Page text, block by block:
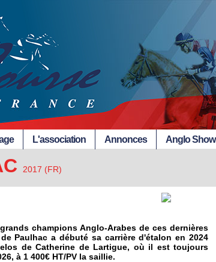
L'association Annonces Anglo Show
2017 (FR)
champions Anglo-Arabes de ces dernières
Paulhac a débuté sa carrière d'étalon en 2024
de Catherine de Lartigue, où il est toujours
à 1 400€ HT/PV la saillie.